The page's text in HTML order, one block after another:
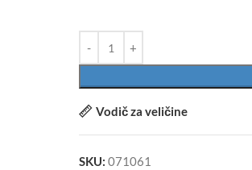
Vodič za veličine
SKU: 071061